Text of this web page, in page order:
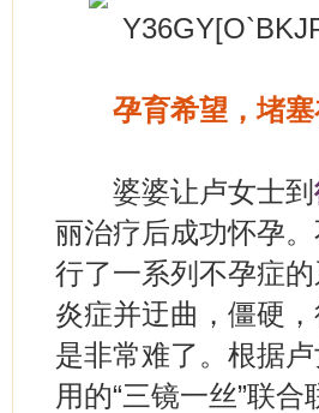
孕育希望，堵
婆婆让卢女士到
丽治疗后成功怀孕
行了一系列不孕症
炎症并迂曲，僵硬
是非常难了。根据
用的“三镜一丝”联